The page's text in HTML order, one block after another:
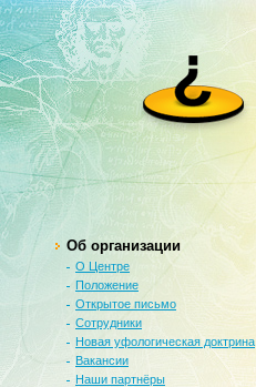
Oб организации
О Центре
Положение
Открытое письмо
Сотрудники
Новая уфологическая доктрина
Вакансии
Наши партнёры